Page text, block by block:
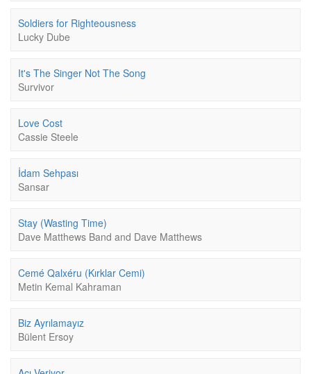
Soldiers for Righteousness
Lucky Dube
It's The Singer Not The Song
Survivor
Love Cost
Cassie Steele
İdam Sehpası
Sansar
Stay (Wasting Time)
Dave Matthews Band and Dave Matthews
Cemé Qalxéru (Kırklar Cemi)
Metin Kemal Kahraman
Biz Ayrılamayız
Bülent Ersoy